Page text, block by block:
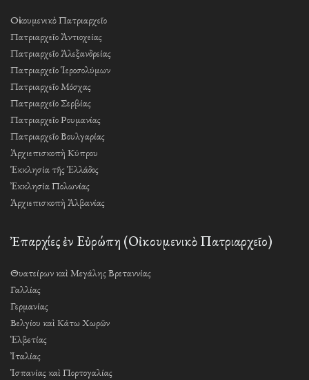
Οἰκουμενικὸ Πατριαρχεῖο
Πατριαρχεῖο Ἀντιοχείας
Πατριαρχεῖο Ἀλεξανδρείας
Πατριαρχεῖο Ἱεροσολύμων
Πατριαρχεῖο Μόσχας
Πατριαρχεῖο Σερβίας
Πατριαρχεῖο Ρουμανίας
Πατριαρχεῖο Βουλγαρίας
Ἀρχιεπισκοπὴ Κύπρου
Ἐκκλησία τῆς Ἑλλάδος
Ἐκκλησία Πολωνίας
Ἀρχιεπισκοπὴ Ἀλβανίας
Ἐπαρχίες ἐν Εὐρώπη (Οἰκουμενικὸ Πατριαρχεῖο)
Θυατείρων καὶ Μεγάλης Βρεταννίας
Γαλλίας
Γερμανίας
Βελγίου καὶ Κάτω Χωρῶν
Ἑλβετίας
Ἰταλίας
Ἱσπανίας καὶ Πορτογαλίας